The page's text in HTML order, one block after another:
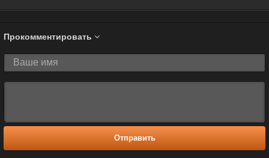
Прокомментировать
Отправить